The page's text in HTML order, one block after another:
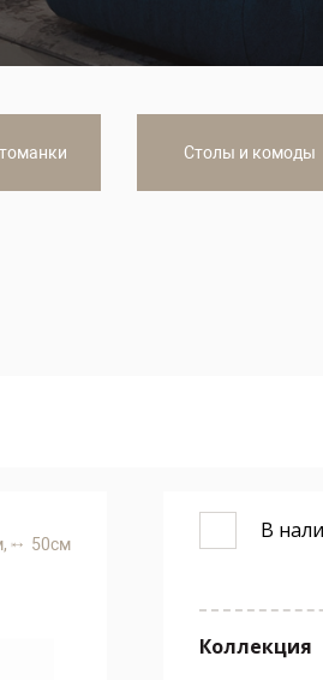
Столы и комоды
50 см
В
Коллекция